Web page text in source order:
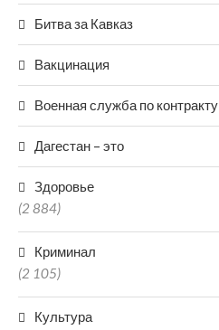
Битва за Кавказ
Вакцинация
Военная служба по контракту
Дагестан – это
Здоровье
(2 884)
Криминал
(2 105)
Культура